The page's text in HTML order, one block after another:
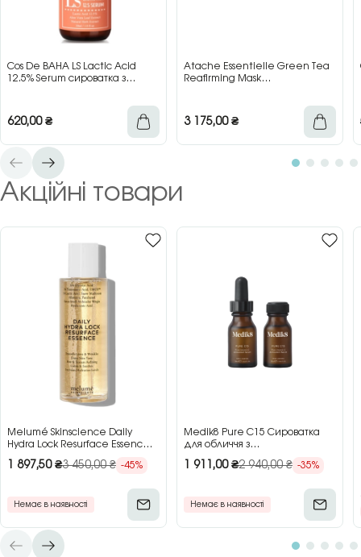
Cos De BAHA LS Lactic Acid
12.5% Serum сироватка з
620,00₴
Atache Essentielle Green Tea
Reafirming Mask
3 175,00₴
Акційні товари
Melumé Skinscience Daily
Hydra Lock Resurface Essence
обличчя з кислотами, 150 мл
1 897,50₴3 450,00₴ -45%
Немає в наявності
Medik8 Pure C15 Сироватка
для обличчя з
2×15 мл
1 911,00₴2 940,00₴ -35%
Немає в наявності